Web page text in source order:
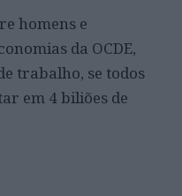
homens e
da OCDE,
trabalho, se todos
em 4 biliões de